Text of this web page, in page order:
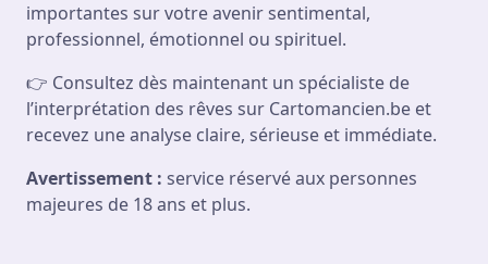
importantes sur votre avenir sentimental,
professionnel, émotionnel ou spirituel.
👉 Consultez dès maintenant un spécialiste de
l’interprétation des rêves sur Cartomancien.be et
recevez une analyse claire, sérieuse et immédiate.
Avertissement : service réservé aux personnes
majeures de 18 ans et plus.